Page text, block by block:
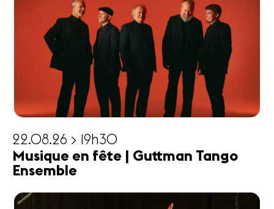
22.08.26 > 19h30
Musique en fête | Guttman Tango
Ensemble